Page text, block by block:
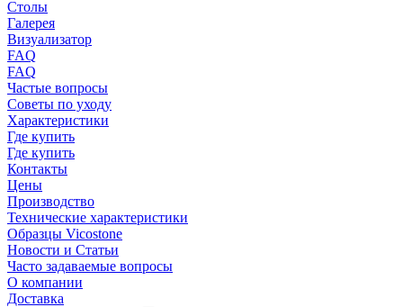
Столы
Галерея
Визуализатор
FAQ
FAQ
Частые вопросы
Советы по уходу
Характеристики
Где купить
Где купить
Контакты
Цены
Производство
Технические характеристики
Образцы Vicostone
Новости и Статьи
Часто задаваемые вопросы
О компании
Доставка